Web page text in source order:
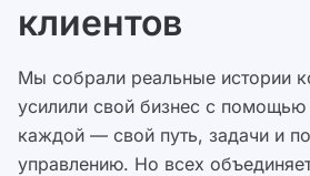
клиентов
Мы собрали реальные истории
усилили свой бизнес с
каждой — свой путь, задачи и
управлению. Но всех